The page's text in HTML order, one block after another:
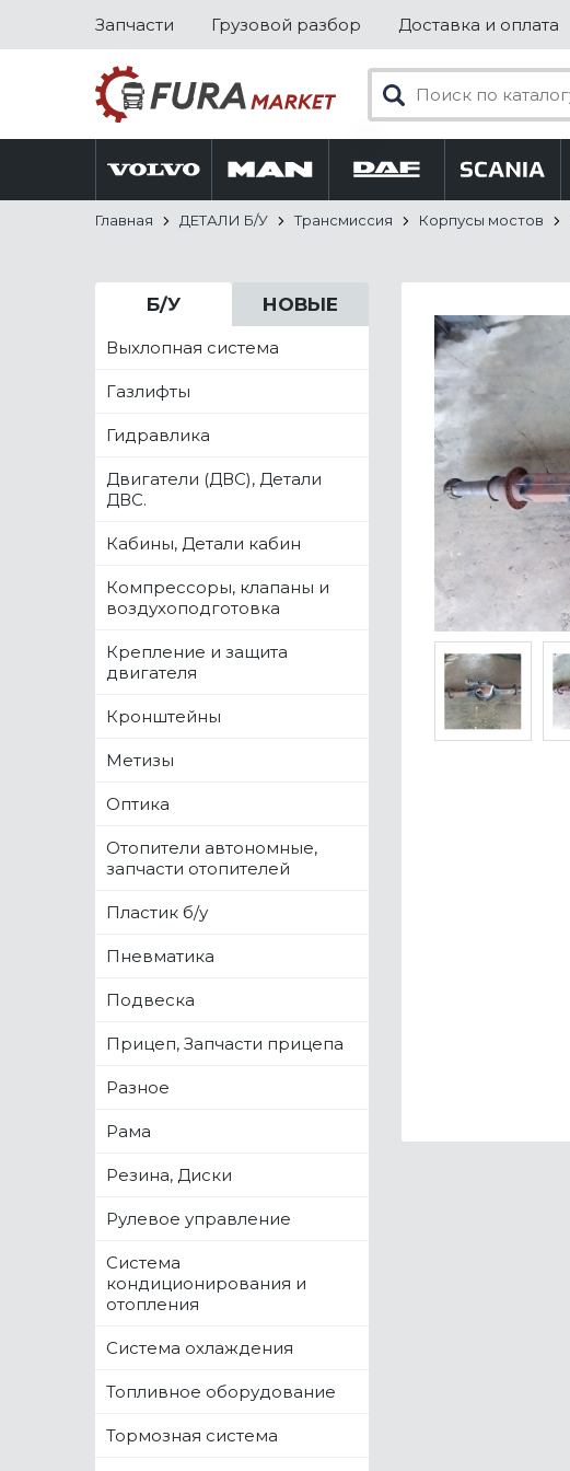
Запчасти Грузовой разбор Доставка и оплата
Главная ДЕТАЛИ Б/У Трансмиссия Корпусы мостов
Б/У НОВЫЕ
Выхлопная система
Газлифты
Гидравлика
Двигатели (ДВС), Детали
ДВС.
Кабины, Детали кабин
Компрессоры, клапаны и
воздухоподготовка
Крепление и защита
двигателя
Кронштейны
Метизы
Оптика
Отопители автономные,
запчасти отопителей
Пластик б/у
Пневматика
Подвеска
Прицеп, Запчасти прицепа
Разное
Рама
Резина, Диски
Рулевое управление
Система
кондиционирования и
отопления
Система охлаждения
Топливное оборудование
Тормозная система